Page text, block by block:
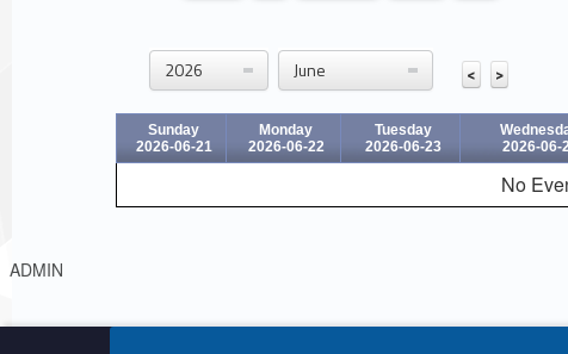
l
e
2026 June < >
Sunday
2026-06-21
Monday
2026-06-22
Tuesday
2026-06-23
2026-06-
No
ADMIN
Skip back to navigation